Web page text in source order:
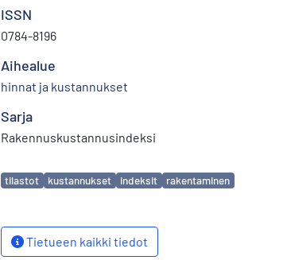
ISSN
0784-8196
Aihealue
hinnat ja kustannukset
Sarja
Rakennuskustannusindeksi
Avainsanat
tilastot kustannukset indeksit rakentaminen
Tietueen kaikki tiedot